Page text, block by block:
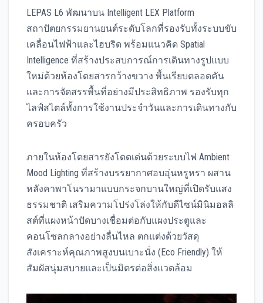
LEPAS L6 พัฒนาบน Intelligent LEX Platform
สถาปัตยกรรมยานยนต์ระดับโลกที่รองรับทั้งระบบขับ
เคลื่อนไฟฟ้าและไฮบริด พร้อมแนวคิด Spatial
Intelligence ที่สร้างประสบการณ์การเดินทางรูปแบบ
ใหม่ด้วยห้องโดยสารกว้างขวาง พื้นเรียบตลอดคัน
และการจัดสรรพื้นที่อย่างมีประสิทธิภาพ รองรับทุก
ไลฟ์สไตล์ทั้งการใช้งานประจำวันและการเดินทางกับ
ครอบครัว
ภายในห้องโดยสารยังโดดเด่นด้วยระบบไฟ Ambient
Mood Lighting ที่สร้างบรรยากาศอบอุ่นหรูหรา ผสาน
หลังคาพาโนรามาแบบกระจกบานใหญ่ที่เปิดรับแสง
ธรรมชาติ เสริมความโปร่งโล่งให้กับดีไซน์มินิมอลลิ
สต์ที่แผงหน้าปัดบางเชื่อมต่อกับแผงประตูและ
คอนโซลกลางอย่างลื่นไหล ตกแต่งด้วยวัสดุ
สังเคราะห์คุณภาพสูงบนเบาะนั่ง (Eco Friendly) ให้
สัมผัสนุ่มสบายและเป็นมิตรต่อสิ่งแวดล้อม